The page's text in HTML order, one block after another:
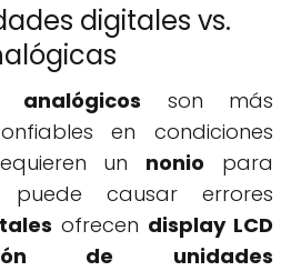
digitales vs.
analógicos son más
en condiciones
un nonio para
causar errores
ofrecen display LCD
de unidades